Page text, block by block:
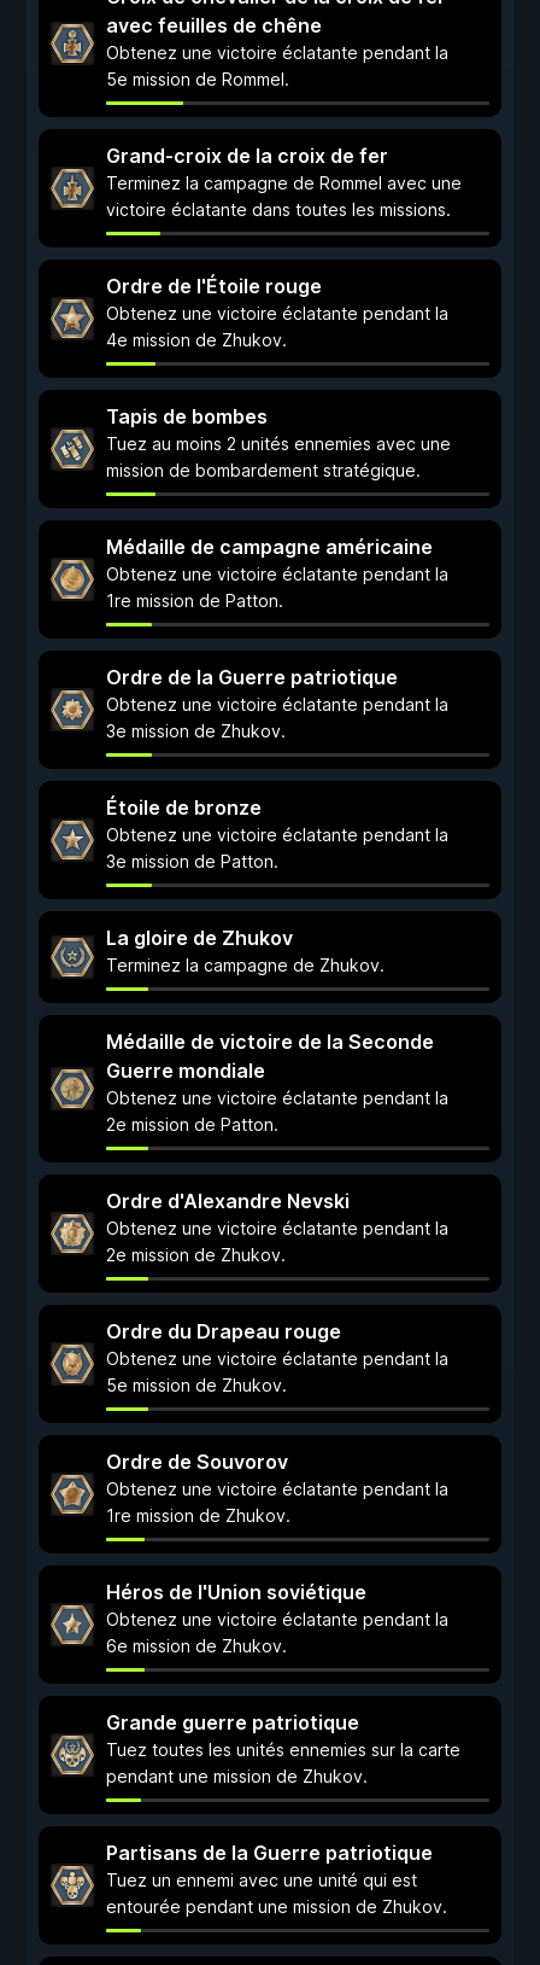
avec feuilles de chêne
Obtenez une victoire éclatante pendant la
5e mission de Rommel.
Grand-croix de la croix de fer
Terminez la campagne de Rommel avec une
victoire éclatante dans toutes les missions.
Ordre de l'Étoile rouge
Obtenez une victoire éclatante pendant la
4e mission de Zhukov.
Tapis de bombes
Tuez au moins 2 unités ennemies avec une
mission de bombardement stratégique.
Médaille de campagne américaine
Obtenez une victoire éclatante pendant la
1re mission de Patton.
Ordre de la Guerre patriotique
Obtenez une victoire éclatante pendant la
3e mission de Zhukov.
Étoile de bronze
Obtenez une victoire éclatante pendant la
3e mission de Patton.
La gloire de Zhukov
Terminez la campagne de Zhukov.
Médaille de victoire de la Seconde
Guerre mondiale
Obtenez une victoire éclatante pendant la
2e mission de Patton.
Ordre d'Alexandre Nevski
Obtenez une victoire éclatante pendant la
2e mission de Zhukov.
Ordre du Drapeau rouge
Obtenez une victoire éclatante pendant la
5e mission de Zhukov.
Ordre de Souvorov
Obtenez une victoire éclatante pendant la
1re mission de Zhukov.
Héros de l'Union soviétique
Obtenez une victoire éclatante pendant la
6e mission de Zhukov.
Grande guerre patriotique
Tuez toutes les unités ennemies sur la carte
pendant une mission de Zhukov.
Partisans de la Guerre patriotique
Tuez un ennemi avec une unité qui est
entourée pendant une mission de Zhukov.